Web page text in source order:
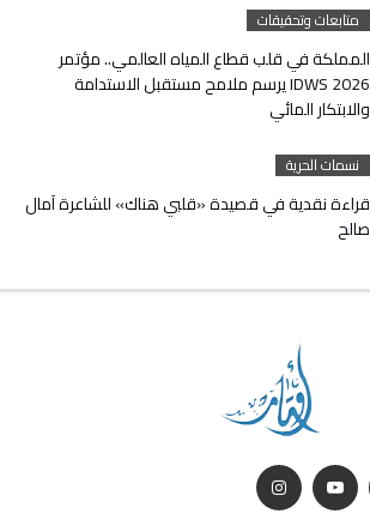
متابعات وتحقيقات
المملكة في قلب قطاع المياه العالمي.. مؤتمر
IDWS 2026 يرسم ملامح مستقبل الاستدامة
والابتكار المائي
نسمات الحرية
قراءة نقدية في قصيدة «قلبي هناك» للشاعرة آمال
صالح